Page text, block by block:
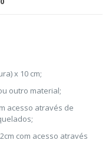
x 10 cm;
outro material;
acesso através de
com acesso através